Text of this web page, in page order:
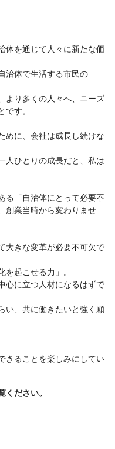
体を通じて人々に新たな価
治体で生活する市民の
より多くの人々へ、ニーズ
です。
めに、会社は成長し続けな
人ひとりの成長だと、私は
る「自治体にとって必要不
創業当時から変わりませ
大きな変革が必要不可欠で
を起こせる力」。
心に立つ人材になるはずで
い、共に働きたいと強く願
きることを楽しみにしてい
ださい。